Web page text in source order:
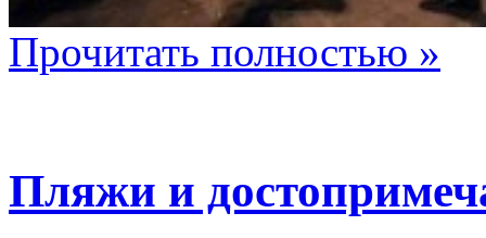
Прочитать полностью »
Пляжи и